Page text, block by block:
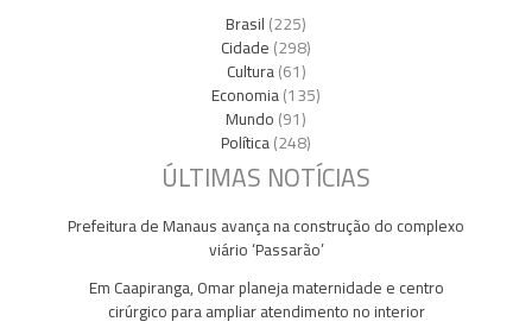
Brasil(225)
Cidade(298)
Cultura(61)
Economia(135)
Mundo(91)
Política(248)
ÚLTIMAS NOTÍCIAS
Prefeitura de Manaus avança na construção do complexo
viário ‘Passarão’
Em Caapiranga, Omar planeja maternidade e centro
cirúrgico para ampliar atendimento no interior